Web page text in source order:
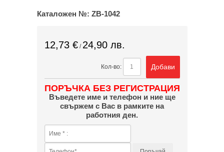
Каталожен №: ZB-1042
12,73 €/ 24,90 лв.
Кол-во: Добави
ПОРЪЧКА БЕЗ РЕГИСТРАЦИЯ
Въведете име и телефон и ние ще
свържем с Вас в рамките на
работния ден.